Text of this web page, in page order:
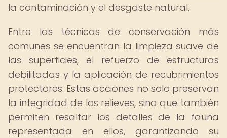
la contaminación y el desgaste natural.
Entre las técnicas de conservación más
comunes se encuentran la limpieza suave de
las superficies, el refuerzo de estructuras
debilitadas y la aplicación de recubrimientos
protectores. Estas acciones no solo preservan
la integridad de los relieves, sino que también
permiten resaltar los detalles de la fauna
representada en ellos, garantizando su